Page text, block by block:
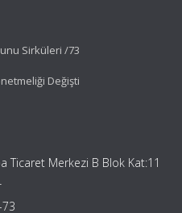
Sirküleri /73
Değişti
Ticaret Merkezi B Blok Kat:11